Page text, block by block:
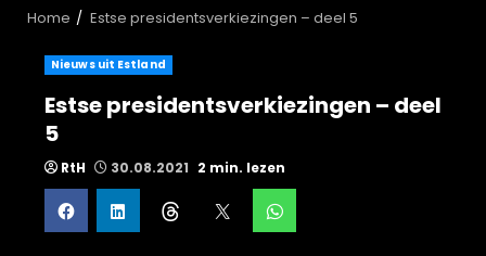
Home Estse presidentsverkiezingen – deel 5
Nieuws uit Estland
Estse presidentsverkiezingen – deel
5
RtH 30.08.2021 2 min. lezen